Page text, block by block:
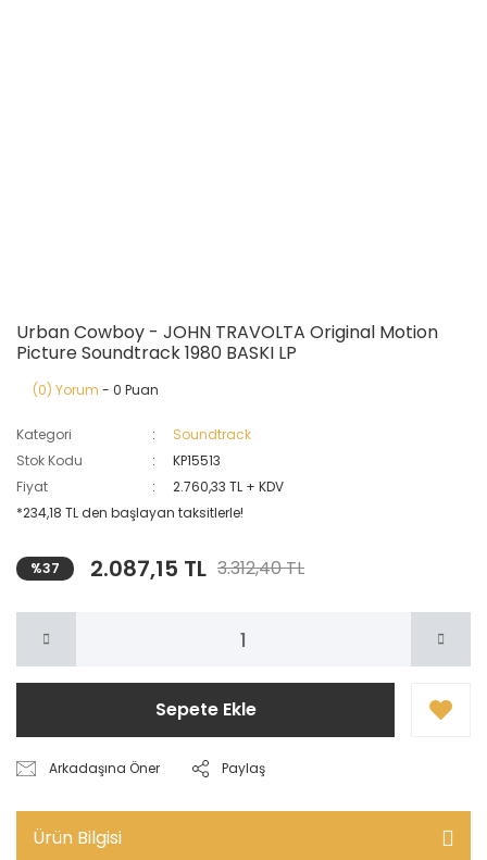
Urban Cowboy - JOHN TRAVOLTA Original Motion
Picture Soundtrack 1980 BASKI LP
(0) Yorum - 0 Puan
Kategori
Soundtrack
Stok Kodu
KP15513
Fiyat
2.760,33 TL + KDV
*234,18 TL den başlayan taksitlerle!
%37 2.087,15 TL 3.312,40 TL
Sepete Ekle
Arkadaşına Öner Paylaş
Ürün Bilgisi